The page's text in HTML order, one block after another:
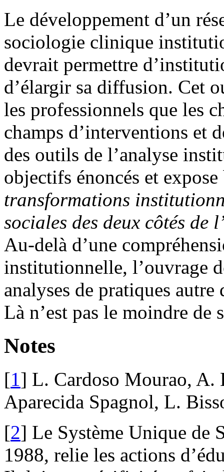
Le développement d’un
sociologie clinique
devrait permettre
d’élargir sa diffusion. Cet
les professionnels que les
champs d’interventions et
des outils de l’analyse
objectifs énoncés et
transformations
sociales des deux côtés de
Au-delà d’une
institutionnelle, l’ouvrage
analyses de pratiques
Là n’est pas le moindre de
Notes
[1] L. Cardoso Mourao, A.
Aparecida Spagnol, L.
[2] Le Système Unique de
1988, relie les actions